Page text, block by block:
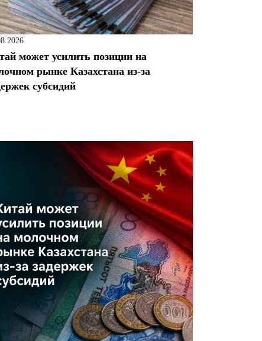
может усилить позиции на
рынке Казахстана из-за
субсидий